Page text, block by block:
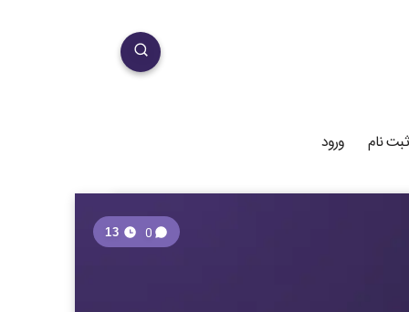
ثبت نام ورود
0